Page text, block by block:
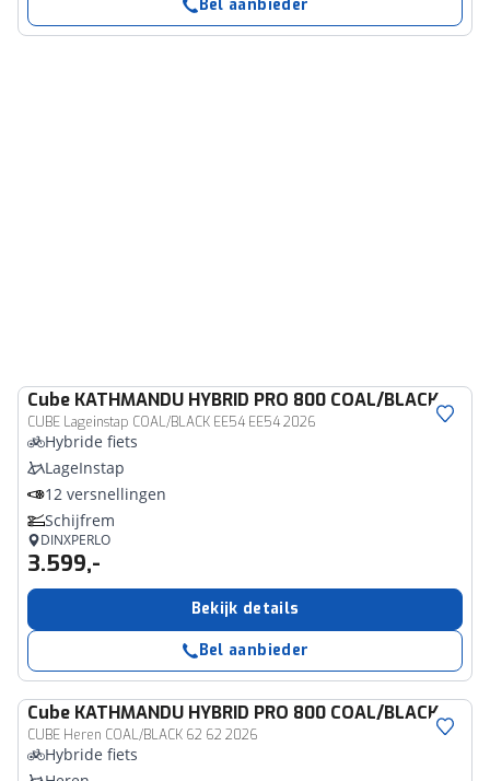
Bel aanbieder
Cube KATHMANDU HYBRID PRO 800 COAL/BLACK
CUBE Lageinstap COAL/BLACK EE54 EE54 2026
Hybride fiets
LageInstap
12 versnellingen
Schijfrem
DINXPERLO
3.599,-
Bekijk details
Bel aanbieder
Cube KATHMANDU HYBRID PRO 800 COAL/BLACK
CUBE Heren COAL/BLACK 62 62 2026
Hybride fiets